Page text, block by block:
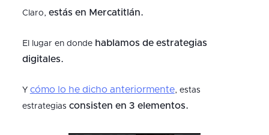
Claro, estás en Mercatitlán.
El lugar en donde hablamos de estrategias
digitales.
Y cómo lo he dicho anteriormente, estas
estrategias consisten en 3 elementos.